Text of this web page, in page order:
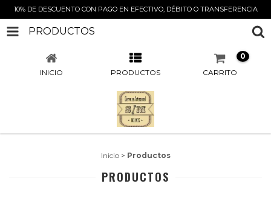
10% DE DESCUENTO CON PAGO EN EFECTIVO, DÉBITO O TRANSFERENCIA
PRODUCTOS
INICIO PRODUCTOS CARRITO
0
Inicio > Productos
PRODUCTOS